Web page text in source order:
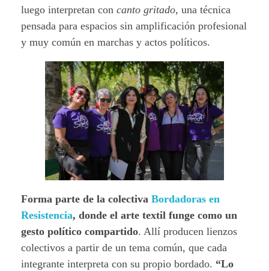
luego interpretan con canto gritado, una técnica
pensada para espacios sin amplificación profesional
y muy común en marchas y actos políticos.
Forma parte de la colectiva Bordadoras en
Resistencia, donde el arte textil funge como un
gesto político compartido. Allí producen lienzos
colectivos a partir de un tema común, que cada
integrante interpreta con su propio bordado. “Lo